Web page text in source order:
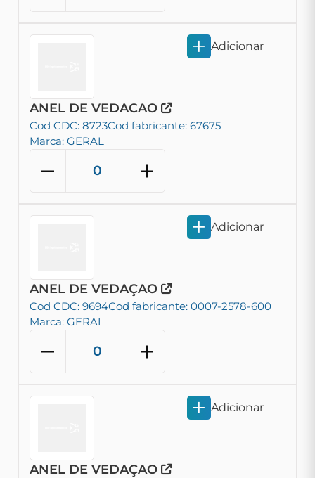
ANEL DE VEDACAO
Cod CDC: 8723Cod fabricante: 67675
Marca: GERAL
Adicionar
ANEL DE VEDAÇAO
Cod CDC: 9694Cod fabricante: 0007-2578-600
Marca: GERAL
Adicionar
ANEL DE VEDAÇAO
Adicionar